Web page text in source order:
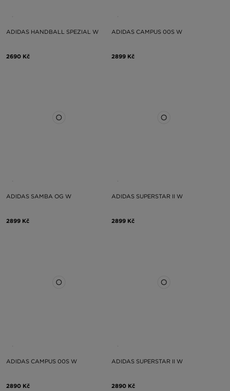
ADIDAS HANDBALL SPEZIAL W
2690 Kč
ADIDAS CAMPUS 00S W
2899 Kč
ADIDAS SAMBA OG W
2899 Kč
ADIDAS SUPERSTAR II W
2899 Kč
ADIDAS CAMPUS 00S W
2890 Kč
ADIDAS SUPERSTAR II W
2890 Kč